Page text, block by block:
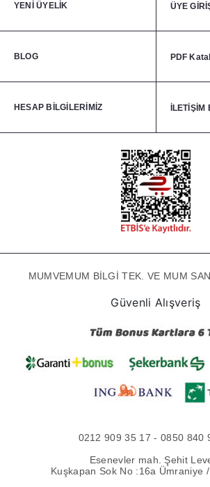
YENİ ÜYELİK ÜYE
BLOG PDF
HESAP BİLGİLERİMİZ
MUMVEMUM BİLGİ TEK. VE MUM
Güvenli Alışveriş
0212 909 35 17 - 0850 840
Esenevler mah. Şehit
Kuşkapan Sok No :16a Ümraniye /